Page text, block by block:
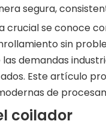
segura,
crucial se conoce
sin
demandas
Este artículo
de
coilador